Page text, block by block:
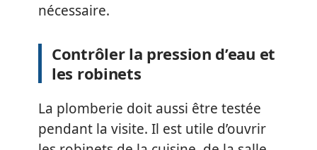
nécessaire.
Contrôler la pression d’eau et
les robinets
La plomberie doit aussi être testée
pendant la visite. Il est utile d’ouvrir